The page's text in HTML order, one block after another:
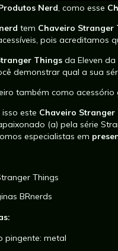
Nerd, como esse
tem Chaveiro Stranger
pois acreditamos
Things da Eleven da
demonstrar qual a sua
também como
este Chaveiro Stranger
(a) pela série
especialistas em
Things
BRnerds
pingente: metal